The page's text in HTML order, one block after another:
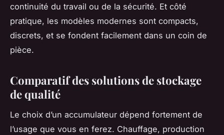
continuité du travail ou de la sécurité. Et côté
pratique, les modèles modernes sont compacts,
discrets, et se fondent facilement dans un coin de
pièce.
Comparatif des solutions de stockage
de qualité
Le choix d’un accumulateur dépend fortement de
l’usage que vous en ferez. Chauffage, production